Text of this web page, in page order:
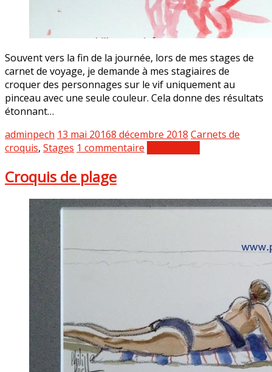
Souvent vers la fin de la journée, lors de mes stages de
carnet de voyage, je demande à mes stagiaires de
croquer des personnages sur le vif uniquement au
pinceau avec une seule couleur. Cela donne des résultats
étonnant…
adminpech 13 mai 20168 décembre 2018 Carnets de
croquis, Stages 1 commentaire
Croquis de plage